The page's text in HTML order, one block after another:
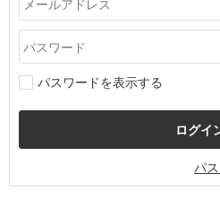
パスワードを表示する
パ